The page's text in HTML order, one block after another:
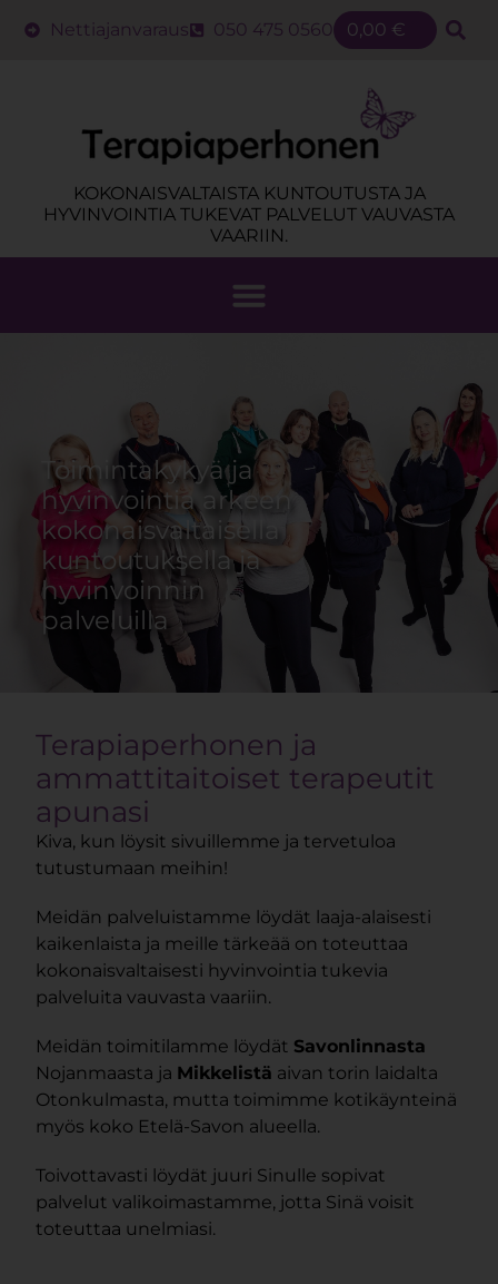
Nettiajanvaraus 050 475 0560 0,00 €
KOKONAISVALTAISTA KUNTOUTUSTA JA
HYVINVOINTIA TUKEVAT PALVELUT VAUVASTA
VAARIIN.
Toimintakykyä ja
hyvinvointia arkeen
kokonaisvaltaisella
kuntoutuksella ja
hyvinvoinnin
palveluilla
Terapiaperhonen ja
ammattitaitoiset terapeutit
apunasi
Kiva, kun löysit sivuillemme ja tervetuloa
tutustumaan meihin!
Meidän palveluistamme löydät laaja-alaisesti
kaikenlaista ja meille tärkeää on toteuttaa
kokonaisvaltaisesti hyvinvointia tukevia
palveluita vauvasta vaariin.
Meidän toimitilamme löydät Savonlinnasta
Nojanmaasta ja Mikkelistä aivan torin laidalta
Otonkulmasta, mutta toimimme kotikäynteinä
myös koko Etelä-Savon alueella.
Toivottavasti löydät juuri Sinulle sopivat
palvelut valikoimastamme, jotta Sinä voisit
toteuttaa unelmiasi.